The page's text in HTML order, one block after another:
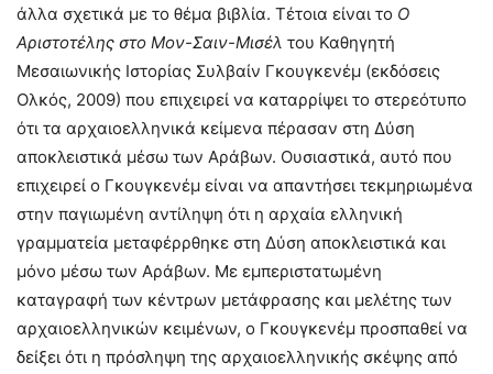
άλλα σχετικά με το θέμα βιβλία. Τέτοια είναι το Ο
Αριστοτέλης στο Μον-Σαιν-Μισέλ του Καθηγητή
Μεσαιωνικής Ιστορίας Συλβαίν Γκουγκενέμ (εκδόσεις
Ολκός, 2009) που επιχειρεί να καταρρίψει το στερεότυπο
ότι τα αρχαιοελληνικά κείμενα πέρασαν στη Δύση
αποκλειστικά μέσω των Αράβων. Ουσιαστικά, αυτό που
επιχειρεί ο Γκουγκενέμ είναι να απαντήσει τεκμηριωμένα
στην παγιωμένη αντίληψη ότι η αρχαία ελληνική
γραμματεία μεταφέρρθηκε στη Δύση αποκλειστικά και
μόνο μέσω των Αράβων. Με εμπεριστατωμένη
καταγραφή των κέντρων μετάφρασης και μελέτης των
αρχαιοελληνικών κειμένων, ο Γκουγκενέμ προσπαθεί να
δείξει ότι η πρόσληψη της αρχαιοελληνικής σκέψης από